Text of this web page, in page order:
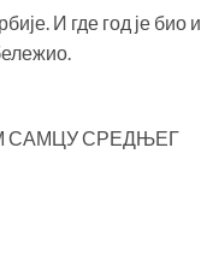
И где год је био и
САМЦУ СРЕДЊЕГ